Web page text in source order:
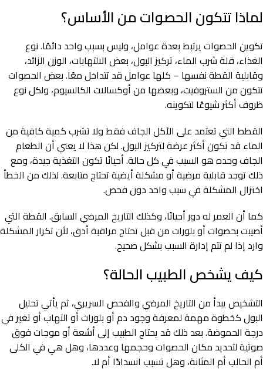
لماذا تتكون الحصوات من الأساس؟
تكوين الحصوات يرتبط بعدة عوامل، وليس بسبب واحد دائمًا. نوع
الغذاء، قلة شرب الماء، تركيز البول، بعض الالتهابات، الوزن الزائد،
وقابلية القطة نفسها – كلها عوامل قد تتداخل معًا. بعض الحصوات
تتكون من الستروفيت، وبعضها من أوكسالات الكالسيوم، ولكل نوع
ظروف أكثر شيوعًا لتكوينه.
القطط التي تعتمد على الأكل الجاف فقط ولا تشرب كمية كافية من
الماء قد تكون أكثر عرضة لتركيز البول. لكن هذا لا يعني أن الطعام
الجاف وحده هو السبب في كل حالة. أحيانًا تكون التغذية جيدة، ومع
ذلك توجد قابلية مرضية أو مشكلة أيضية تحتاج متابعة. لذلك من الخطأ
اختزال المشكلة في سبب واحد دون فحص.
كما أن العمر له دور أحيانًا، وكذلك التاريخ المرضي السابق. القطة التي
أصيبت بحصوات أو بلورات من قبل تحتاج مراقبة أدق، لأن تكرار المشكلة
وارد إذا لم تتم إدارة السبب بشكل صحيح.
كيف يشخص الطبيب الحالة؟
التشخيص يبدأ من التاريخ المرضي والفحص السريري، ثم يأتي تحليل
البول كخطوة مهمة لمعرفة وجود دم أو بلورات أو التهاب أو تغير في
درجة الحموضة. بعد ذلك قد يحتاج الطبيب إلى أشعة أو موجات فوق
صوتية لتحديد مكان الحصوات وحجمها وعددها، وهل هي في الكلى
أم الحالب أم المثانة، وهل تسبب انسدادًا أم لا.